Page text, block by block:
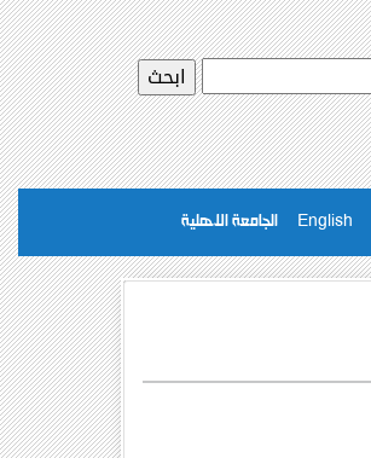
English الجامعة الاهلية